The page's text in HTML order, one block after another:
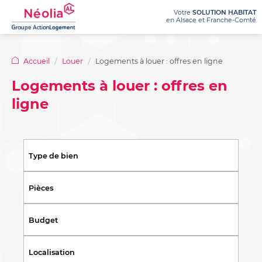
Votre SOLUTION HABITAT
en Alsace et Franche-Comté
Qui
sommes-
nous
Nos
activités
Rapports
d’activité
Nos
agences
Dossiers
presse
LOUER
Logements
louer
offres
en
ligne
Logements
adaptés
pour
Ma
de
100%
en
ligne
Nos
avantages
location
Questions
ACHETER
Achetez
votre
Programmes
terrain
Le
prêt
accession
(PSLA)
Questions
sur
mon
Accueil Louer Logements à louer : offres en ligne
Logements à louer : offres en
ligne
Type de bien
Pièces
Budget
Localisation